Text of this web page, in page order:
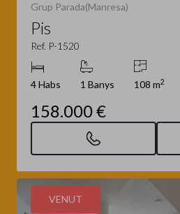
Grup Parada(Manresa)
Pis
Ref. P-1520
4 Habs 1 Banys 108 m2
158.000 €
VENUT